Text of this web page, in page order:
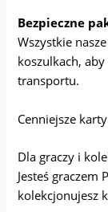
Bezpieczne
Wszystkie
koszulkach,
transportu.
Cenniejsze
Dla graczy i
Jesteś graczem
kolekcjonujesz